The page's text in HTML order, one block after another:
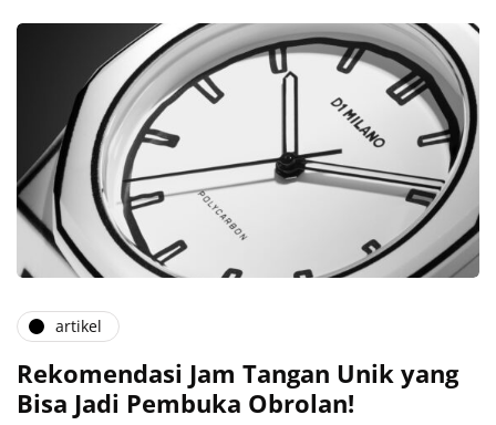
artikel
Rekomendasi Jam Tangan Unik yang
Bisa Jadi Pembuka Obrolan!